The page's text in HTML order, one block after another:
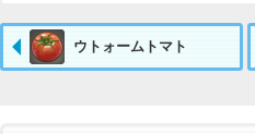
ウトォームトマト